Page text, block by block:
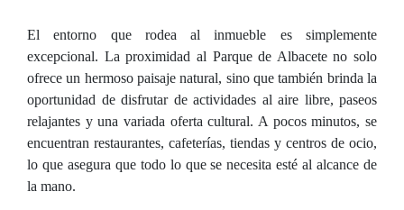
El entorno que rodea al inmueble es simplemente
excepcional. La proximidad al Parque de Albacete no solo
ofrece un hermoso paisaje natural, sino que también brinda la
oportunidad de disfrutar de actividades al aire libre, paseos
relajantes y una variada oferta cultural. A pocos minutos, se
encuentran restaurantes, cafeterías, tiendas y centros de ocio,
lo que asegura que todo lo que se necesita esté al alcance de
la mano.